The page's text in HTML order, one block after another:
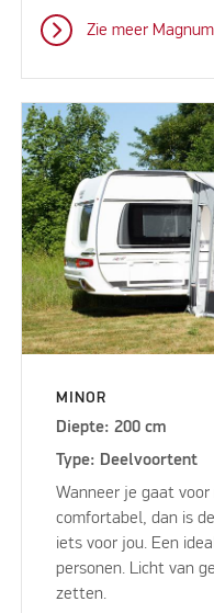
Zie meer Magnum
MINOR
Diepte: 200 cm
Type: Deelvoortent
Wanneer je gaat
comfortabel, dan is
iets voor jou. Een
personen. Licht van
zetten.